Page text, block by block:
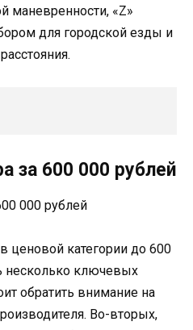
маневренности, «Z»
для городской езды и
за 600 000 рублей
ценовой категории до 600
несколько ключевых
обратить внимание на
Во-вторых,